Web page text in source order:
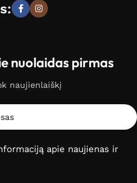
nuolaidas pirmas
naujienlaiškį
apie naujienas ir